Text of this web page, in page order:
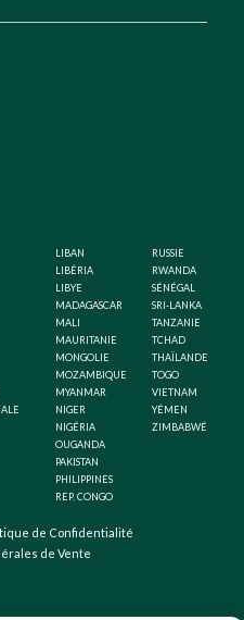
LIBAN
LIBÉRIA
LIBYE
MADAGASCAR
MALI
MAURITANIE
MONGOLIE
MOZAMBIQUE
MYANMAR
NIGER
NIGÉRIA
OUGANDA
PAKISTAN
PHILIPPINES
REP. CONGO
RUSSIE
RWANDA
SÉNÉGAL
SRI-LANKA
TANZANIE
TCHAD
THAÏLANDE
TOGO
VIETNAM
YÉMEN
ZIMBABWÉ
de Confidentialité
de Vente